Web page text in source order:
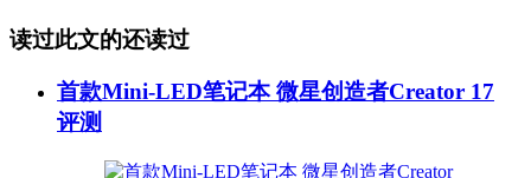
读过此文的还读过
首款Mini-LED笔记本 微星创造者Creator 17
评测